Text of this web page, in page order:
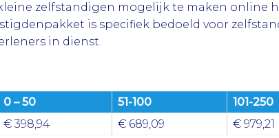
zelfstandigen mogelijk te maken online
is specifiek bedoeld voor
in dienst.
0 – 50 51-100
101-250
€ 398,94 € 689,09 € 979,21